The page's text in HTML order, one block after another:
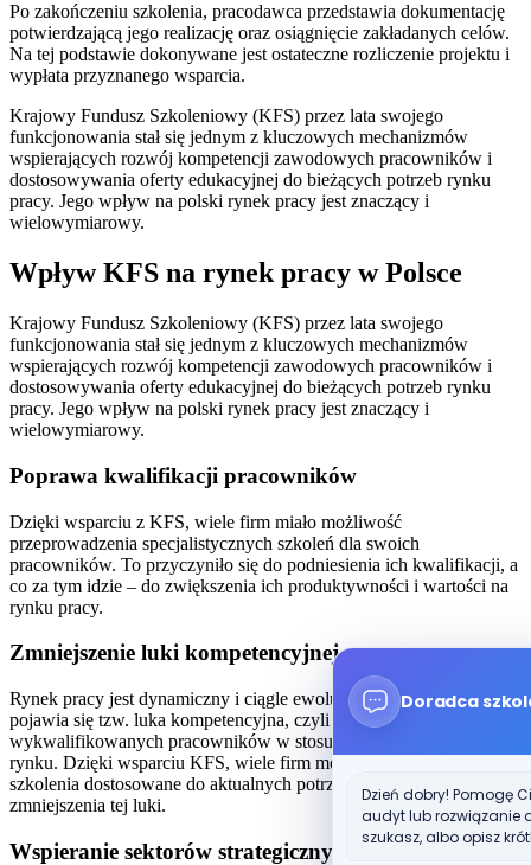
Po zakończeniu szkolenia, pracodawca przedstawia dokumentację
potwierdzającą jego realizację oraz osiągnięcie zakładanych celów.
Na tej podstawie dokonywane jest ostateczne rozliczenie projektu i
wypłata przyznanego wsparcia.
Krajowy Fundusz Szkoleniowy (KFS) przez lata swojego
funkcjonowania stał się jednym z kluczowych mechanizmów
wspierających rozwój kompetencji zawodowych pracowników i
dostosowywania oferty edukacyjnej do bieżących potrzeb rynku
pracy. Jego wpływ na polski rynek pracy jest znaczący i
wielowymiarowy.
Wpływ KFS na rynek pracy w Polsce
Krajowy Fundusz Szkoleniowy (KFS) przez lata swojego
funkcjonowania stał się jednym z kluczowych mechanizmów
wspierających rozwój kompetencji zawodowych pracowników i
dostosowywania oferty edukacyjnej do bieżących potrzeb rynku
pracy. Jego wpływ na polski rynek pracy jest znaczący i
wielowymiarowy.
Poprawa kwalifikacji pracowników
Dzięki wsparciu z KFS, wiele firm miało możliwość
przeprowadzenia specjalistycznych szkoleń dla swoich
pracowników. To przyczyniło się do podniesienia ich kwalifikacji, a
co za tym idzie – do zwiększenia ich produktywności i wartości na
rynku pracy.
Zmniejszenie luki kompetencyjnej
Rynek pracy jest dynamiczny i ciągle ewoluuje. W wielu branżach
pojawia się tzw. luka kompetencyjna, czyli brak odpowiednio
wykwalifikowanych pracowników w stosunku do zapotrzebowania
rynku. Dzięki wsparciu KFS, wiele firm mogło przeprowadzić
szkolenia dostosowane do aktualnych potrzeb, co przyczyniło się do
zmniejszenia tej luki.
Wspieranie sektorów strategicznych
Doradca
Dzień dobry! Pomogę
audyt lub rozwiązanie
szukasz, albo opisz